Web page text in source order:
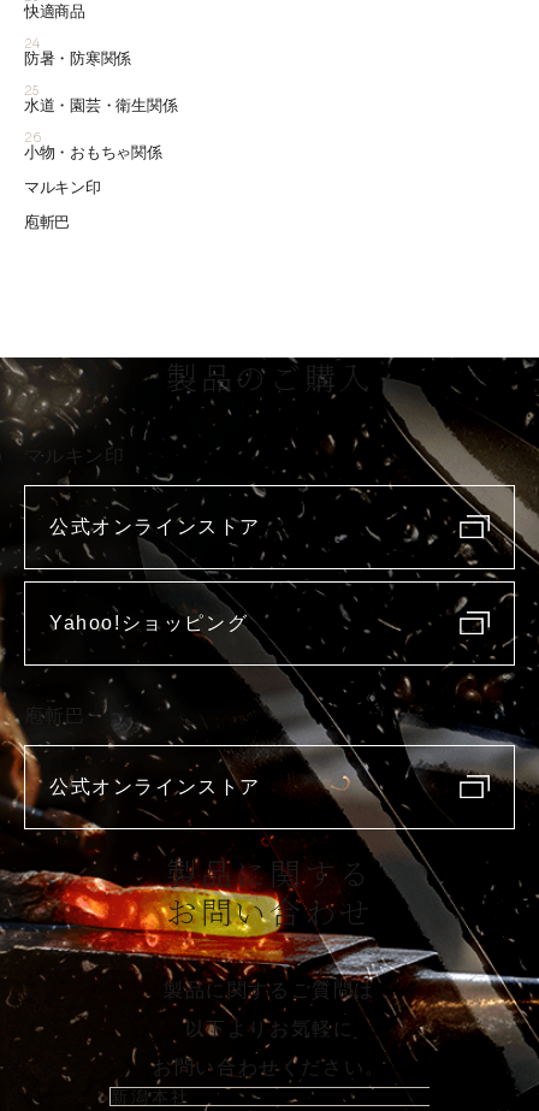
快適商品
24
防暑・防寒関係
25
水道・園芸・衛生関係
26
小物・おもちゃ関係
マルキン印
庖斬巴
製品のご購入
マルキン印
公式オンラインストア
Yahoo!ショッピング
庖斬巴
公式オンラインストア
製品に関する
お問い合わせ
製品に関するご質問は
以下よりお気軽に
お問い合わせください。
新潟本社